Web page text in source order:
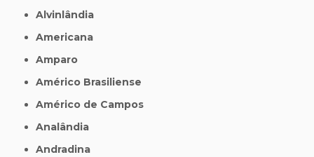
Alvinlândia
Americana
Amparo
Américo Brasiliense
Américo de Campos
Analândia
Andradina